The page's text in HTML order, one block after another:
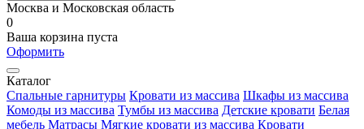
Москва и Московская область
0
Ваша корзина пуста
Оформить
Каталог
Спальные гарнитуры Кровати из массива Шкафы из массива
Комоды из массива Тумбы из массива Детские кровати Белая
мебель Матрасы Мягкие кровати из массива Кровати